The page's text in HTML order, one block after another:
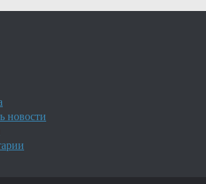
новости